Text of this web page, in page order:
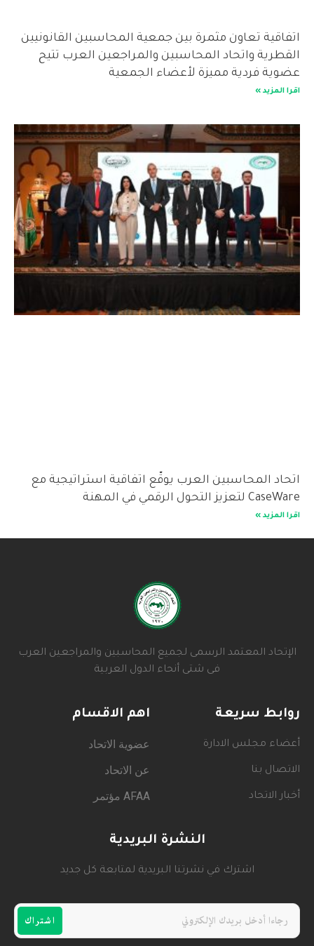
اتفاقية تعاون مثمرة بين جمعية المحاسبين القانونيين
القطرية واتحاد المحاسبين والمراجعين العرب تتيح
عضوية فردية مميزة لأعضاء الجمعية
اقرا المزيد »
اتحاد المحاسبين العرب يوقّع اتفاقية استراتيجية مع
CaseWare لتعزيز التحول الرقمي في المهنة
اقرا المزيد »
الإتحاد المعتمد الرسمى لجميع المحاسبين والمراجعين العرب
فى شتى أنحاء الدول العربية
روابط سريعة
أعضاء مجلس الادارة
الاتصال بنا
أخبار الاتحاد
اهم الاقسام
عضوية الاتحاد
عن الاتحاد
AFAA مؤتمر
النشرة البريدية
اشترك في نشرتنا البريدية لمتابعة كل جديد
اشتراك